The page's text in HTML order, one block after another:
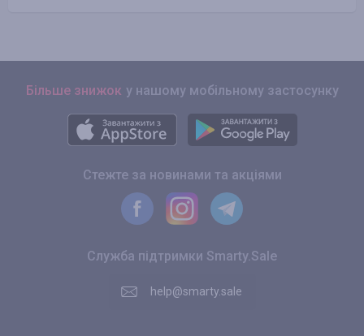
Більше знижок у нашому мобільному застосунку
Стежте за новинами та акціями
Служба підтримки Smarty.Sale
help@smarty.sale